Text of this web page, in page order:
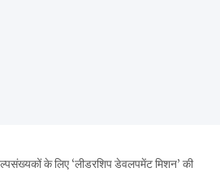
के लिए ‘लीडरशिप डेवलपमेंट मिशन’ की